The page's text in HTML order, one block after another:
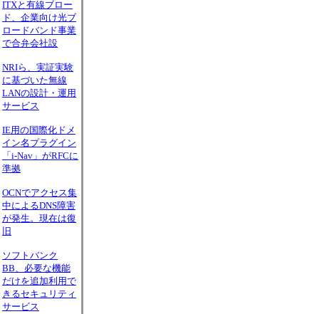
ITXと有線ブロー
ド、企業向け光ブ
ロードバンド事業
で合弁会社設
NRIら、実証実験
に基づいた無線
LANの設計・運用
サービス
IE用の国際化ドメ
イン名プラグイン
「i-Nav」がRFCに
準拠
OCNでアクセス集
中によるDNS障害
が発生。現在は復
旧
ソフトバンク
BB、必要な機能
だけを追加利用で
きるセキュリティ
サービス